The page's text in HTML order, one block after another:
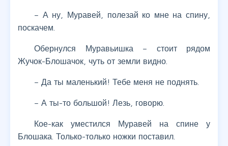
– А ну, Муравей, полезай ко мне на спину,
поскачем.
Обернулся Муравьишка – стоит рядом
Жучок-Блошачок, чуть от земли видно.
– Да ты маленький! Тебе меня не поднять.
– А ты-то большой! Лезь, говорю.
Кое-как уместился Муравей на спине у
Блошака. Только-только ножки поставил.